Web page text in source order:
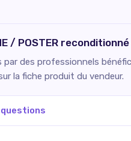
/ POSTER
des professionnels
la fiche produit du vendeur.
questions